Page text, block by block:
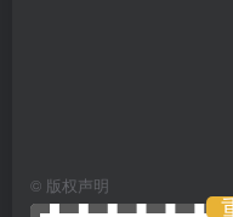
© 版权声明